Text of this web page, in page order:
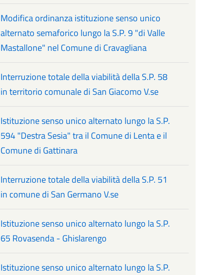
Modifica ordinanza istituzione senso unico
alternato semaforico lungo la S.P. 9 "di Valle
Mastallone" nel Comune di Cravagliana
Interruzione totale della viabilità della S.P. 58
in territorio comunale di San Giacomo V.se
Istituzione senso unico alternato lungo la S.P.
594 "Destra Sesia" tra il Comune di Lenta e il
Comune di Gattinara
Interruzione totale della viabilità della S.P. 51
in comune di San Germano V.se
Istituzione senso unico alternato lungo la S.P.
65 Rovasenda - Ghislarengo
Istituzione senso unico alternato lungo la S.P.